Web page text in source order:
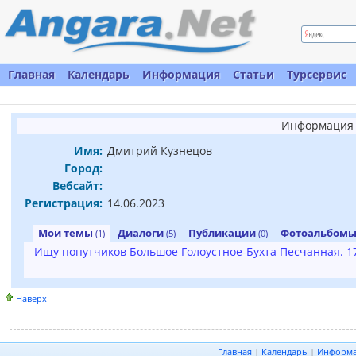
Главная Календарь Информация Статьи Турсервис
Информация
Имя: Дмитрий Кузнецов
Город:
Вебсайт:
Регистрация: 14.06.2023
Мои темы (1) Диалоги (5) Публикации (0)
Ищу попутчиков Большое Голоустное-Бухта Песчанная.
Наверх
Главная | Календарь |